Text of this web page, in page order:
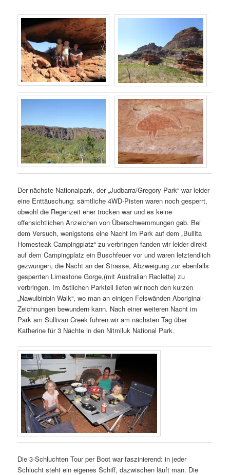
Der nächste Nationalpark, der „Judbarra/Gregory Park“ war leider
eine Enttäuschung: sämtliche 4WD-Pisten waren noch gesperrt,
obwohl die Regenzeit eher trocken war und es keine
offensichtlichen Anzeichen von Überschwemmungen gab. Bei
dem Versuch, wenigstens eine Nacht im Park auf dem „Bullita
Homesteak Campingplatz“ zu verbringen fanden wir leider direkt
auf dem Campingplatz ein Buschfeuer vor und waren letztendlich
gezwungen, die Nacht an der Strasse, Abzweigung zur ebenfalls
gesperrten Limestone Gorge,(mit Australian Raclette) zu
verbringen. Im östlichen Parkteil liefen wir noch den kurzen
„Nawulbinbin Walk“, wo man an einigen Felswänden Aboriginal-
Zeichnungen bewundern kann. Nach einer weiteren Nacht im
Park am Sullivan Creek fuhren wir am nächsten Tag über
Katherine für 3 Nächte in den Nitmiluk National Park.
Die 3-Schluchten Tour per Boot war faszinierend: in jeder
Schlucht steht ein eigenes Schiff, dazwischen läuft man. Die